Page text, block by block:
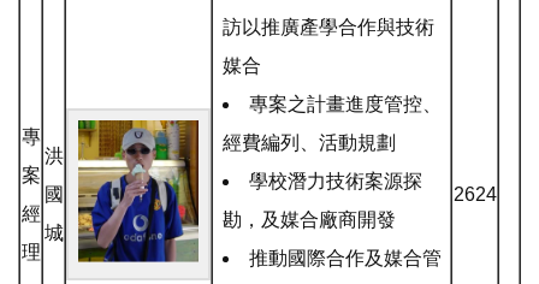
專
案
經
理
洪
國
城
訪以推廣產學合作與技術
媒合
專案之計畫進度管控、
經費編列、活動規劃
學校潛力技術案源探
勘，及媒合廠商開發
推動國際合作及媒合管
2624